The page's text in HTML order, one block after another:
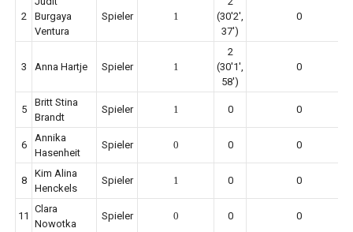
2
Burgaya
Ventura
Spieler 1
(30'2',
37')
0
3 Anna Hartje Spieler 1
2
(30'1',
58')
0
5
Britt Stina
Brandt
Spieler 1 0 0
6
Annika
Hasenheit
Spieler 0 0 0
8
Kim Alina
Henckels
Spieler 1 0 0
11
Clara
Nowotka
Spieler 0 0 0